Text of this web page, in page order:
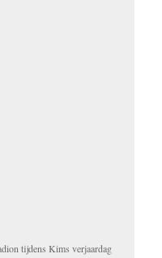
tijdens Kims verjaardag